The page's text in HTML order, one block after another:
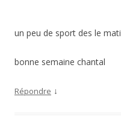
un peu de sport des le
bonne semaine chantal
Répondre ↓